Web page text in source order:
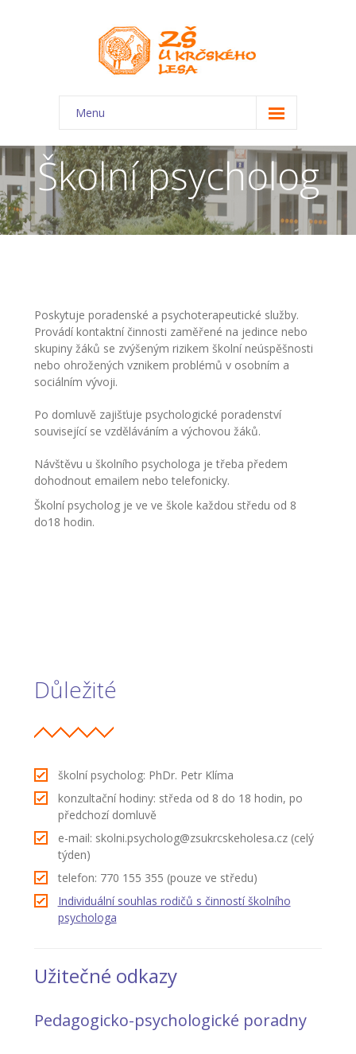
Menu
O škole
-- Charakteristika školy
-- Plán školního roku
-- Úřední deska
-- Virtuální prohlídka
-- Inspekční zpráva
Pedagogický sbor
-- Třídní učitelé
-- Netřídní učitelé
---- Metodik prevence
Prvnáčci
-- Co škola nabízí
-- Zápis
-- Odklad
-- První školní dny
-- Inspekční zpráva
Družina
Školní psycholog
Poskytuje poradenské a psychoterapeutické služby.
Provádí kontaktní činnosti zaměřené na jedince nebo
skupiny žáků se zvýšeným rizikem školní neúspěšnosti
nebo ohrožených vznikem problémů v osobním a
sociálním vývoji.
Po domluvě zajišťuje psychologické poradenství
související se vzděláváním a výchovou žáků.
Návštěvu u školního psychologa je třeba předem
dohodnout emailem nebo telefonicky.
Školní psycholog je ve ve škole každou středu od 8
do18 hodin.
Důležité
školní psycholog: PhDr. Petr Klíma
konzultační hodiny: středa od 8 do 18 hodin, po
předchozí domluvě
e-mail: skolni.psycholog@zsukrcskeholesa.cz (celý
týden)
telefon: 770 155 355 (pouze ve středu)
Individuální souhlas rodičů s činností školního
psychologa
Užitečné odkazy
Pedagogicko-psychologické poradny